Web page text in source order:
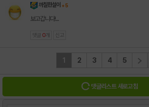
까칠한설이 + 5
보고갑니다!...
댓글 0 개 신고
1 2 3 4 5
댓글리스트 새로고침